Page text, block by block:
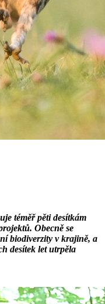
téměř pěti desítkám
Obecně se
biodiverzity v krajině, a
desítek let utrpěla